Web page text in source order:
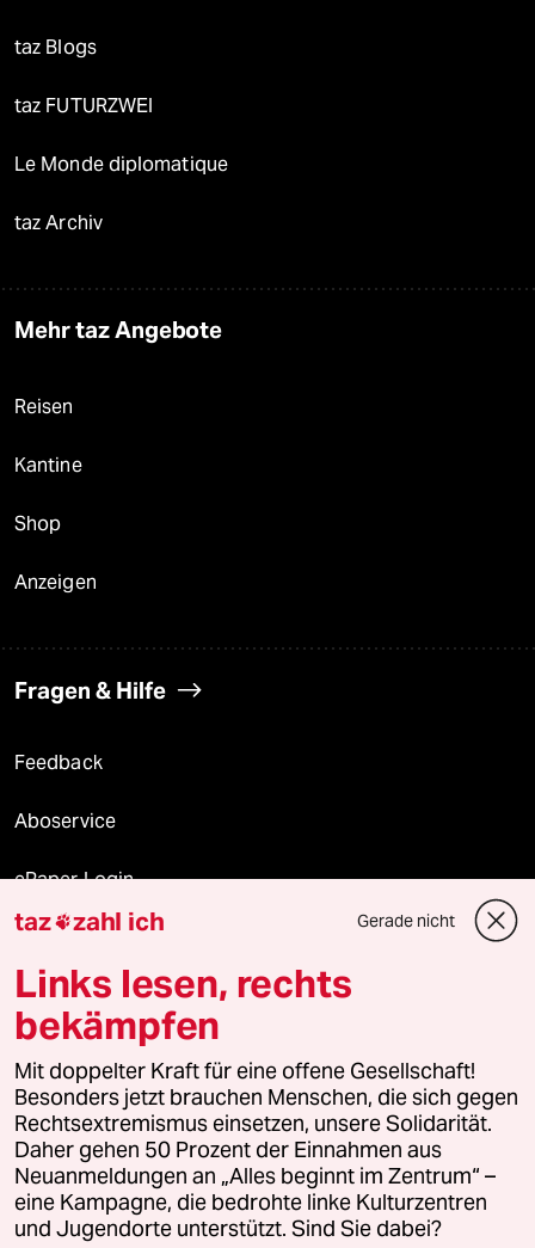
taz Blogs
taz FUTURZWEI
Le Monde diplomatique
taz Archiv
Mehr taz Angebote
Reisen
Kantine
Shop
Anzeigen
Fragen & Hilfe
Feedback
Aboservice
ePaper Login
Downloads für Abonnierende
© 2026 taz Verlags und Vertriebs GmbH
Alle Rechte vorbehalten. Bei rechtlichen Fragen oder für Genehmigungen
wenden Sie sich bitte an
lizenzen@taz.de
Feedback Redaktionsstatut Kommune-Richtlinien
Leitlinie Informant Datenschutz Impressum AGB
taz zahl ich Gerade nicht
Links lesen, rechts
bekämpfen
Mit doppelter Kraft für eine offene Gesellschaft!
Besonders jetzt brauchen Menschen, die sich gegen
Rechtsextremismus einsetzen, unsere Solidarität.
Daher gehen 50 Prozent der Einnahmen aus
Neuanmeldungen an „Alles beginnt im Zentrum“ –
eine Kampagne, die bedrohte linke Kulturzentren
und Jugendorte unterstützt. Sind Sie dabei?